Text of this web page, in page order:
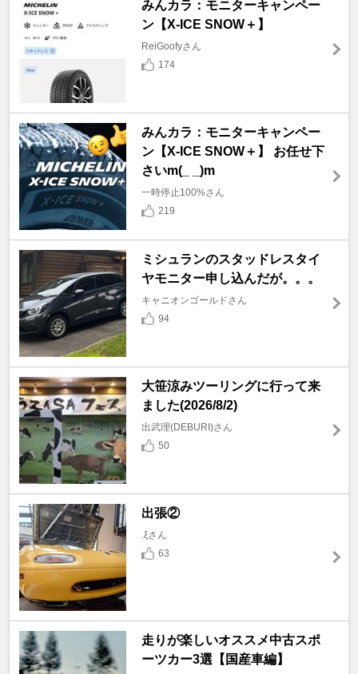
みんカラ：モニターキャンペー
ン【X-ICE SNOW＋】
ReiGoofyさん
174
みんカラ：モニターキャンペー
ン【X-ICE SNOW＋】 お任せ下
さいm(_ _)m
一時停止100%さん
219
ミシュランのスタッドレスタイ
ヤモニター申し込んだが。。。
キャニオンゴールドさん
94
大笹涼みツーリングに行って来
ました(2026/8/2)
出武理(DEBURI)さん
50
出張②
.ξさん
63
走りが楽しいオススメ中古スポ
ーツカー3選【国産車編】